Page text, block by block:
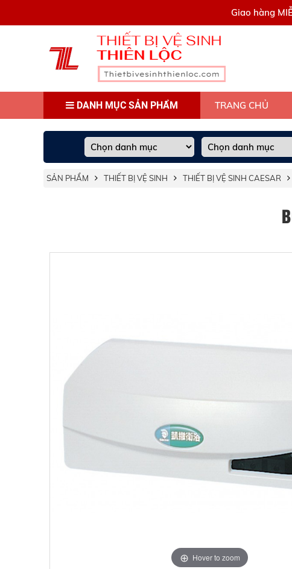
Giao hàng
DANH MỤC SẢN PHẨM TRANG CHỦ
SẢN PHẨM THIẾT BỊ VỆ SINH THIẾT BỊ VỆ SINH CAESAR
Hover to zoom